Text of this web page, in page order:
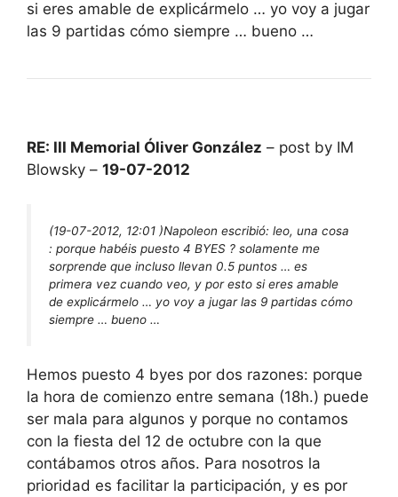
si eres amable de explicármelo … yo voy a jugar
las 9 partidas cómo siempre … bueno …
RE: III Memorial Óliver González – post by IM
Blowsky – 19-07-2012
(19-07-2012, 12:01 )Napoleon escribió: leo, una cosa
: porque habéis puesto 4 BYES ? solamente me
sorprende que incluso llevan 0.5 puntos … es
primera vez cuando veo, y por esto si eres amable
de explicármelo … yo voy a jugar las 9 partidas cómo
siempre … bueno …
Hemos puesto 4 byes por dos razones: porque
la hora de comienzo entre semana (18h.) puede
ser mala para algunos y porque no contamos
con la fiesta del 12 de octubre con la que
contábamos otros años. Para nosotros la
prioridad es facilitar la participación, y es por